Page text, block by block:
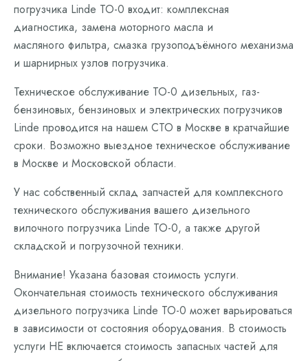
погрузчика Linde ТО-0 входит: комплексная
диагностика, замена моторного масла и
масляного фильтра, смазка грузоподъёмного механизма
и шарнирных узлов погрузчика.
Техническое обслуживание ТО-0 дизельных, газ-
бензиновых, бензиновых и электрических погрузчиков
Linde проводится на нашем СТО в Москве в кратчайшие
сроки. Возможно выездное техническое обслуживание
в Москве и Московской области.
У нас собственный склад запчастей для комплексного
технического обслуживания вашего дизельного
вилочного погрузчика Linde ТО-0, а также другой
складской и погрузочной техники.
Внимание! Указана базовая стоимость услуги.
Окончательная стоимость технического обслуживания
дизельного погрузчика Linde ТО-0 может варьироваться
в зависимости от состояния оборудования. В стоимость
услуги НЕ включается стоимость запасных частей для